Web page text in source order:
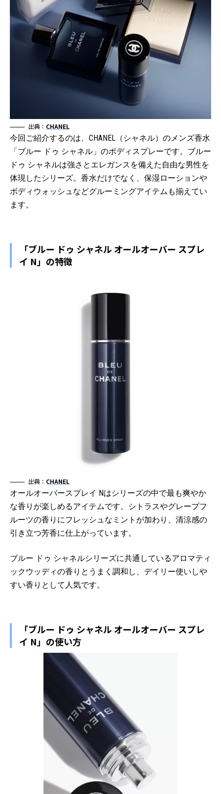
出典： CHANEL
今回ご紹介するのは、CHANEL（シャネル）のメンズ香水
「ブルー ドゥ シャネル」のボディスプレーです。ブルー
ドゥ シャネルは強さとエレガンスを備えた自由な男性を
体現したシリーズ。香水だけでなく、保湿ローションや
ボディウォッシュなどグルーミングアイテムも揃えてい
ます。
「ブルー ドゥ シャネル オールオーバー スプレ
イ N」の特徴
出典： CHANEL
オールオーバースプレイ Nはシリーズの中で最も爽やか
な香りが楽しめるアイテムです。シトラスやグレープフ
ルーツの香りにフレッシュなミントが加わり、清涼感の
引き立つ芳香に仕上がっています。
ブルー ドゥ シャネルシリーズに共通しているアロマティ
ックウッディの香りとうまく調和し、デイリー使いしや
すい香りとして人気です。
「ブルー ドゥ シャネル オールオーバー スプレ
イ N」の使い方